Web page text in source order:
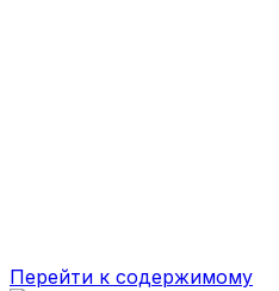
Перейти к содержимому